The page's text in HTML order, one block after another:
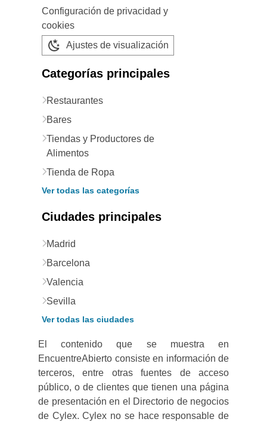
Configuración de privacidad y
cookies
Ajustes de visualización
Categorías principales
Restaurantes
Bares
Tiendas y Productores de
Alimentos
Tienda de Ropa
Ver todas las categorías
Ciudades principales
Madrid
Barcelona
Valencia
Sevilla
Ver todas las ciudades
El contenido que se muestra en
EncuentreAbierto consiste en información de
terceros, entre otras fuentes de acceso
público, o de clientes que tienen una página
de presentación en el Directorio de negocios
de Cylex. Cylex no se hace responsable de